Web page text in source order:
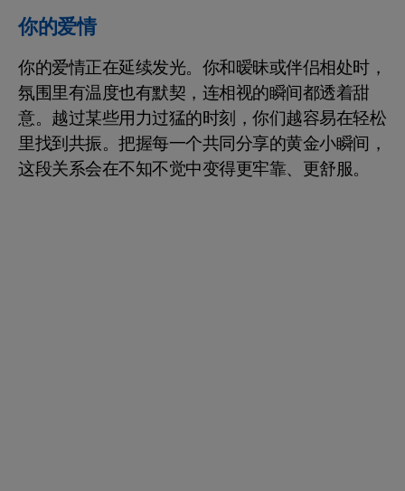
你的爱情
你的爱情正在延续发光。你和暧昧或伴侣相处时，
氛围里有温度也有默契，连相视的瞬间都透着甜
意。越过某些用力过猛的时刻，你们越容易在轻松
里找到共振。把握每一个共同分享的黄金小瞬间，
这段关系会在不知不觉中变得更牢靠、更舒服。